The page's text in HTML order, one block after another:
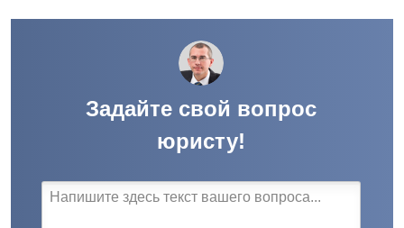
Задайте свой вопрос
юристу!